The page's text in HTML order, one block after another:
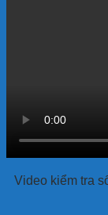
Video kiểm tra